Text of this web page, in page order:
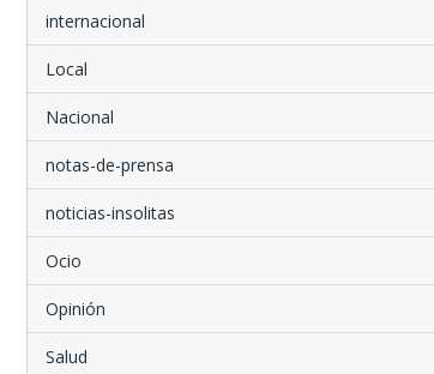
internacional
Local
Nacional
notas-de-prensa
noticias-insolitas
Ocio
Opinión
Salud